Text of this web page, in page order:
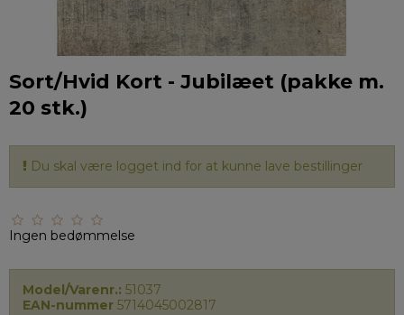
Sort/Hvid Kort - Jubilæet (pakke m.
20 stk.)
Du skal være logget ind for at kunne lave bestillinger
Ingen bedømmelse
Model/Varenr.: 51037
EAN-nummer 5714045002817